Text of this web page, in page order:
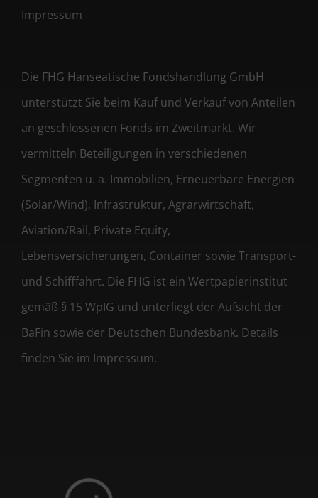
Impressum
Die FHG Hanseatische Fondshandlung GmbH
unterstützt Sie beim Kauf und Verkauf von Anteilen
an geschlossenen Fonds im Zweitmarkt. Wir
vermitteln Beteiligungen in verschiedenen
Segmenten u. a. Immobilien, Erneuerbare Energien
(Solar/Wind), Infrastruktur, Agrarwirtschaft,
Aviation/Rail, Private Equity,
Lebensversicherungen, Container sowie Transport-
und Schifffahrt. Die FHG ist ein Wertpapierinstitut
gemäß § 15 WpIG und unterliegt der Aufsicht der
BaFin sowie der Deutschen Bundesbank. Details
finden Sie im Impressum.